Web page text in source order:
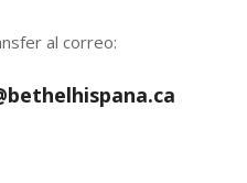
al correo: